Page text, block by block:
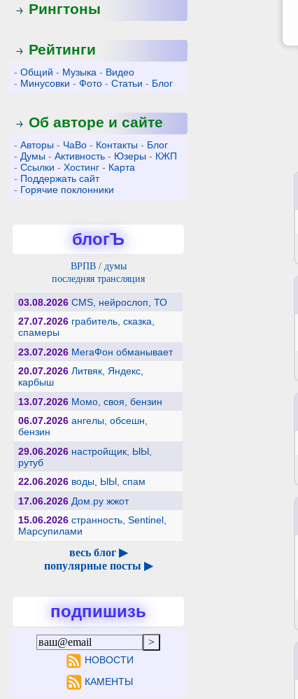
Рингтоны
Рейтинги
-Общий - Музыка - Видео
- Минусовки -Фото -Статьи - Блог
Об авторе и сайте
-Авторы - ЧаВо - Контакты - Блог
- Думы -Активность - Юзеры - КЖП
-Ссылки -Хостинг - Карта
- Поддержать сайт
- Горячие поклонники
блогЪ
ВРПВ/ думы
последняя трансляция
03.08.2026 CMS, нейрослоп, ТО
27.07.2026 грабитель, сказка,
спамеры
23.07.2026 МегаФон обманывает
20.07.2026 Литвяк, Яндекс,
карбыш
13.07.2026 Момо, своя, бензин
06.07.2026 ангелы, обсешн,
бензин
29.06.2026 настройщик, ЫЫ,
рутуб
22.06.2026 воды, ЫЫ, спам
17.06.2026 Дом.ру жжот
15.06.2026 странность, Sentinel,
Марсупилами
весь блог ▶
популярные посты ▶
подпишизь
НОВОСТИ
КАМЕНТЫ